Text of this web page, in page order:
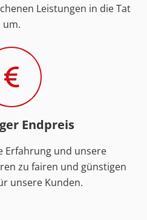
Leistungen in die Tat
um.
Endpreis
Erfahrung und unsere
zu fairen und günstigen
unsere Kunden.